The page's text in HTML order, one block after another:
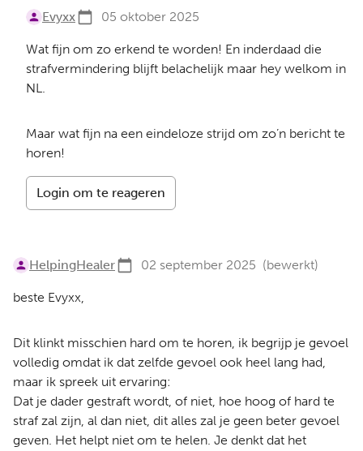
Evyxx 05 oktober 2025
Wat fijn om zo erkend te worden! En inderdaad die
strafvermindering blijft belachelijk maar hey welkom in
NL.
Maar wat fijn na een eindeloze strijd om zo’n bericht te
horen!
Login om te reageren
HelpingHealer 02 september 2025 (bewerkt)
beste Evyxx,
Dit klinkt misschien hard om te horen, ik begrijp je gevoel
volledig omdat ik dat zelfde gevoel ook heel lang had,
maar ik spreek uit ervaring:
Dat je dader gestraft wordt, of niet, hoe hoog of hard te
straf zal zijn, al dan niet, dit alles zal je geen beter gevoel
geven. Het helpt niet om te helen. Je denkt dat het